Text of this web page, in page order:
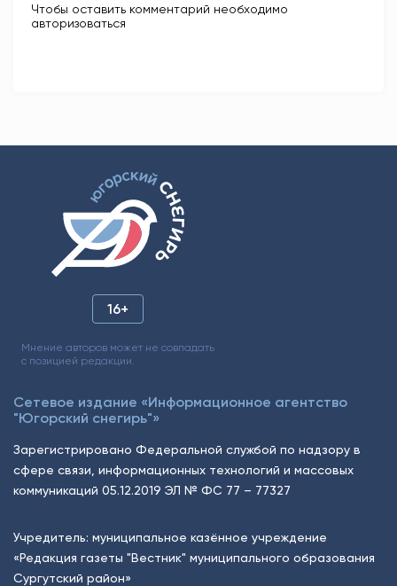
Чтобы оставить комментарий необходимо
авторизоваться
16+
Мнение авторов может не совпадать
с позицией редакции.
Сетевое издание «Информационное агентство
"Югорский снегирь"»
Зарегистрировано Федеральной службой по надзору в
сфере связи, информационных технологий и массовых
коммуникаций 05.12.2019 ЭЛ № ФС 77 – 77327
Учредитель: муниципальное казённое учреждение
«Редакция газеты "Вестник" муниципального образования
Сургутский район»